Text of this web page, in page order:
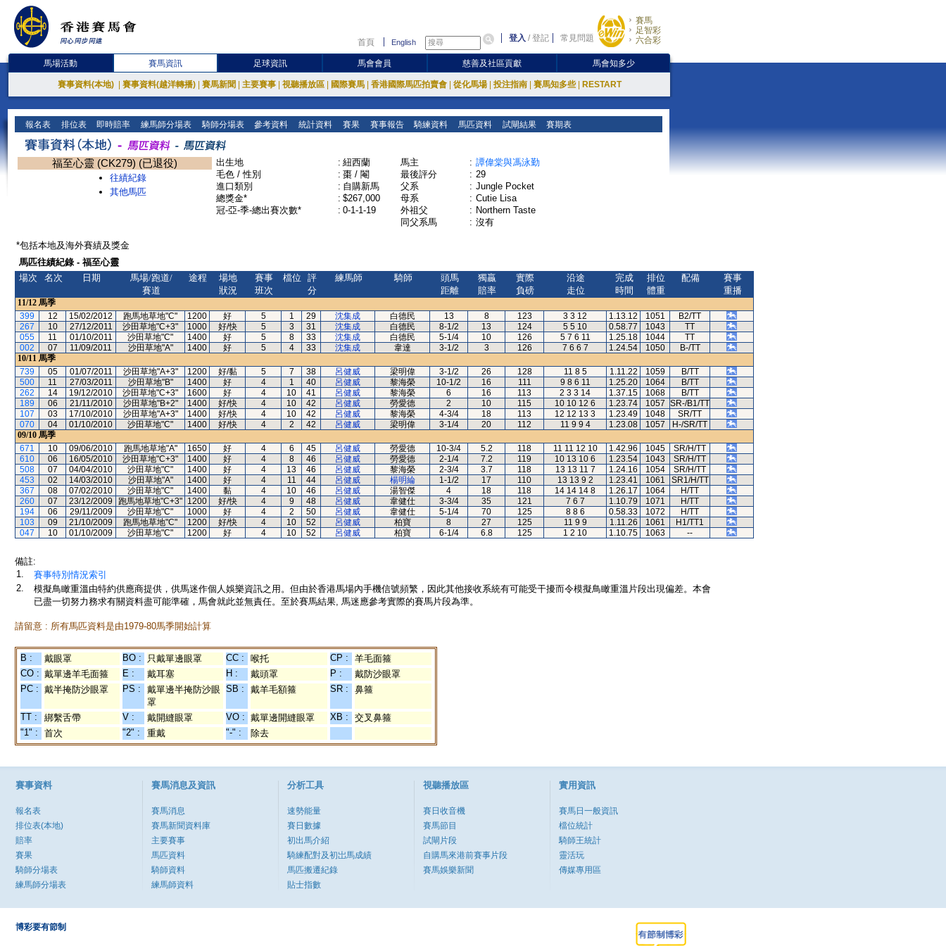
首頁 English 登入 /登記 常見問題
賽馬
足智彩
六合彩
馬場活動 賽馬資訊 足球資訊 馬會會員 慈善及社區貢獻 馬會知多少
賽事資料(本地) 賽事資料(越洋轉播) 賽馬新聞 主要賽事 視聽播放區 國際賽馬 香港國際馬匹拍賣會 從化馬場 投注指南 賽馬知多些 RESTART
報名表 排位表 即時賠率 練馬師分場表 騎師分場表 參考資料 統計資料 賽果 賽事報告 騎練資料 馬匹資料 試閘結果 賽期表
福至心靈 (CK279) (已退役)
往績紀錄
其他馬匹
出生地 : 紐西蘭
毛色 / 性別
: 棗 / 閹
進口類別
: 自購新馬
總獎金*
: $267,000
冠-亞-季-總出賽次數*
: 0-1-1-19
馬主 : 譚偉棠與馮泳勤
最後評分
: 29
父系
: Jungle Pocket
母系
: Cutie Lisa
外祖父
: Northern Taste
同父系馬
: 沒有
*包括本地及海外賽績及獎金
馬匹往績紀錄 - 福至心靈
場次
名次 日期
馬場/跑道/
賽道
途程
場地
狀況
賽事
班次
檔位
評
分
練馬師 騎師
頭馬
距離
獨贏
賠率
實際
負磅
沿途
走位
完成
時間
排位
體重
配備
賽事
重播
11/12 馬季
399
12 15/02/2012 跑馬地草地"C" 1200 好 5 1 29 沈集成 白德民 13 8 123 3 3 12 1.13.12 1051
B2/TT
267
10 27/12/2011 沙田草地"C+3" 1000 好/快 5 3 31 沈集成 白德民 8-1/2 13 124 5 5 10 0.58.77 1043
TT
055
11 01/10/2011 沙田草地"C" 1400 好 5 8 33 沈集成 白德民 5-1/4 10 126 5 7 6 11 1.25.18 1044
TT
002
07 11/09/2011 沙田草地"A" 1400 好 5 4 33 沈集成 韋達 3-1/2 3 126 7 6 6 7 1.24.54 1050
B-/TT
10/11 馬季
739
05 01/07/2011 沙田草地"A+3" 1200 好/黏 5 7 38 呂健威 梁明偉 3-1/2 26 128 11 8 5 1.11.22 1059
B/TT
500
11 27/03/2011 沙田草地"B" 1400 好 4 1 40 呂健威 黎海榮 10-1/2 16 111 9 8 6 11 1.25.20 1064
B/TT
262
14 19/12/2010 沙田草地"C+3" 1600 好 4 10 41 呂健威 黎海榮 6 16 113 2 3 3 14 1.37.15 1068
B/TT
189
06 21/11/2010 沙田草地"B+2" 1400 好/快 4 10 42 呂健威 勞愛德 2 10 115 10 10 12 6 1.23.74 1057 SR-/B1/TT
107
03 17/10/2010 沙田草地"A+3" 1400 好/快 4 10 42 呂健威 黎海榮 4-3/4 18 113 12 12 13 3 1.23.49 1048
SR/TT
070
04 01/10/2010 沙田草地"C" 1400 好/快 4 2 42 呂健威 梁明偉 3-1/4 20 112 11 9 9 4 1.23.08 1057
H-/SR/TT
09/10 馬季
671
10 09/06/2010 跑馬地草地"A" 1650 好 4 6 45 呂健威 勞愛德 10-3/4 5.2 118 11 11 12 10 1.42.96 1045
SR/H/TT
610
06 16/05/2010 沙田草地"C+3" 1400 好 4 8 46 呂健威 勞愛德 2-1/4 7.2 119 10 13 10 6 1.23.54 1043
SR/H/TT
508
07 04/04/2010 沙田草地"C" 1400 好 4 13 46 呂健威 黎海榮 2-3/4 3.7 118 13 13 11 7 1.24.16 1054
SR/H/TT
453
02 14/03/2010 沙田草地"A" 1400 好 4 11 44 呂健威 楊明綸 1-1/2 17 110 13 13 9 2 1.23.41 1061
SR1/H/TT
367
08 07/02/2010 沙田草地"C" 1400 黏 4 10 46 呂健威 湯智傑 4 18 118 14 14 14 8 1.26.17 1064
H/TT
260
07 23/12/2009 跑馬地草地"C+3" 1200 好/快 4 9 48 呂健威 韋健仕 3-3/4 35 121 7 6 7 1.10.79 1071
H/TT
194
06 29/11/2009 沙田草地"C" 1000 好 4 2 50 呂健威 韋健仕 5-1/4 70 125 8 8 6 0.58.33 1072
H/TT
103
09 21/10/2009 跑馬地草地"C" 1200 好/快 4 10 52 呂健威 柏寶 8 27 125 11 9 9 1.11.26 1061
H1/TT1
047
10 01/10/2009 沙田草地"C" 1200 好 4 10 52 呂健威 柏寶 6-1/4 6.8 125 1 2 10 1.10.75 1063 --
備註:
1.
賽事特別情況索引
2.
模擬鳥瞰重溫由特約供應商提供，供馬迷作個人娛樂資訊之用。但由於香港馬場內手機信號頻繁，因此其他接收系統有可能受干擾而令模擬鳥瞰重溫片段出現偏差。本會
已盡一切努力務求有關資料盡可能準確，馬會就此並無責任。至於賽馬結果, 馬迷應參考實際的賽馬片段為準。
請留意 : 所有馬匹資料是由1979-80馬季開始計算
B : 戴眼罩 BO : 只戴單邊眼罩 CC : 喉托 CP :
羊毛面箍
CO : 戴單邊羊毛面箍 E : 戴耳塞 H : 戴頭罩 P :
戴防沙眼罩
PC : 戴半掩防沙眼罩 PS :
戴單邊半掩防沙眼
罩
SB : 戴羊毛額箍 SR : 鼻箍
TT : 綁繫舌帶 V : 戴開縫眼罩 VO : 戴單邊開縫眼罩 XB :
交叉鼻箍
"1" :
首次 "2" : 重戴 "-" : 除去
賽事資料
報名表
排位表(本地)
賠率
賽果
騎師分場表
練馬師分場表
賽馬消息及資訊
賽馬消息
賽馬新聞資料庫
主要賽事
馬匹資料
騎師資料
練馬師資料
分析工具
速勢能量
賽日數據
初出馬介紹
騎練配對及初岀馬成績
馬匹搬遷紀錄
貼士指數
視聽播放區
賽日收音機
賽馬節目
試閘片段
自購馬來港前賽事片段
賽馬娛樂新聞
實用資訊
賽馬日一般資訊
檔位統計
騎師王統計
靈活玩
傳媒專用區
博彩要有節制